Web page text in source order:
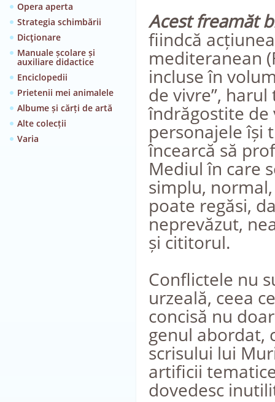
Opera aperta
Strategia schimbării
Dicţionare
Manuale școlare și
auxiliare didactice
Enciclopedii
Prietenii mei animalele
Albume și cărți de artă
Alte colecții
Varia
Acest freamăt
fiindcă
mediteranean
incluse în
de vivre”,
îndrăgostite de
personajele își
încearcă să
Mediul în care
simplu,
poate regăsi,
neprevăzut,
și cititorul.
Conflictele nu
urzeală, ceea
concisă nu
genul abordat,
scrisului lui
artificii
dovedesc